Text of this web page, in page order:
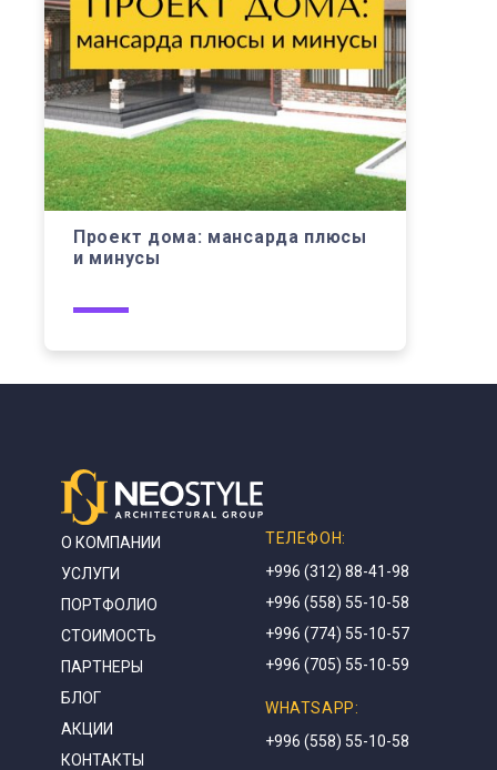
Проект дома: мансарда плюсы
и минусы
О КОМПАНИИ
УСЛУГИ
ПОРТФОЛИО
СТОИМОСТЬ
ПАРТНЕРЫ
БЛОГ
АКЦИИ
КОНТАКТЫ
ТЕЛЕФОН:
+996 (312) 88-41-98
+996 (558) 55-10-58
+996 (774) 55-10-57
+996 (705) 55-10-59
WHATSAPP:
+996 (558) 55-10-58